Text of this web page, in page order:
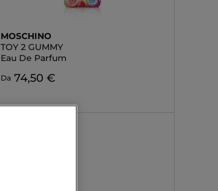
MOSCHINO
TOY 2 GUMMY
Eau De Parfum
Da 74,50 €